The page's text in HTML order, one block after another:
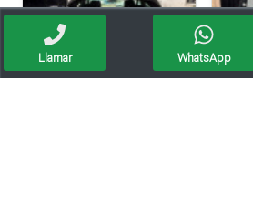
Llamar WhatsApp